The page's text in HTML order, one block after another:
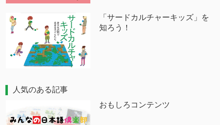
「サードカルチャーキッズ」を
知ろう！
人気のある記事
おもしろコンテンツ